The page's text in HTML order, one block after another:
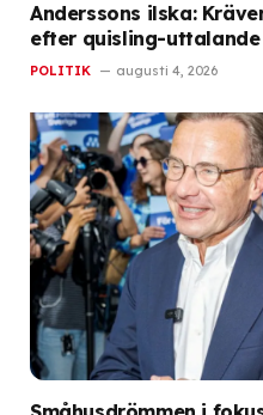
Anderssons ilska:
efter quisling-uttalande
POLITIK augusti 4, 2026